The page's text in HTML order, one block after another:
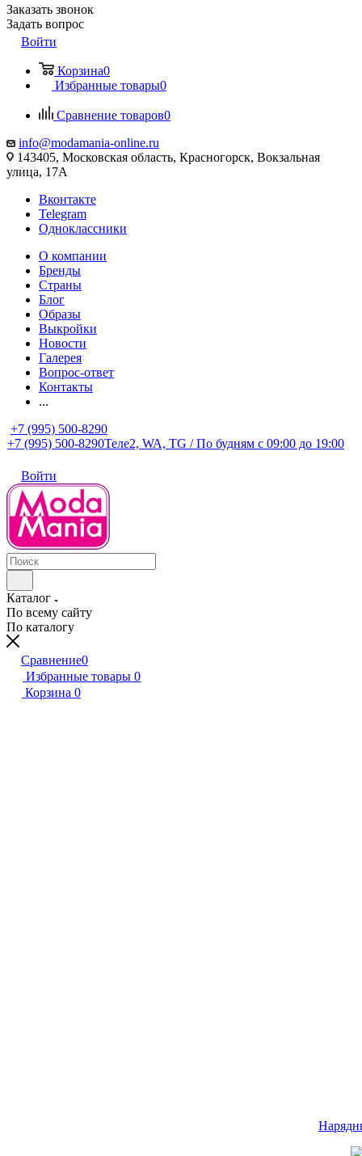
Заказать звонок
Задать вопрос
Войти
Корзина0
Избранные товары0
Сравнение товаров0
info@modamania-online.ru
143405, Московская область, Красногорск, Вокзальная
улица, 17А
Вконтакте
Telegram
Одноклассники
О компании
Бренды
Страны
Блог
Образы
Выкройки
Новости
Галерея
Вопрос-ответ
Контакты
...
+7 (995) 500-8290
+7 (995) 500-8290Теле2, WA, TG / По будням c 09:00 до 19:00
Войти
Каталог
По всему сайту
По каталогу
Сравнение0
Избранные товары 0
Корзина 0